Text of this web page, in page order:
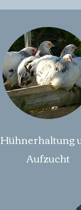
Hühnerhaltung
Aufzucht